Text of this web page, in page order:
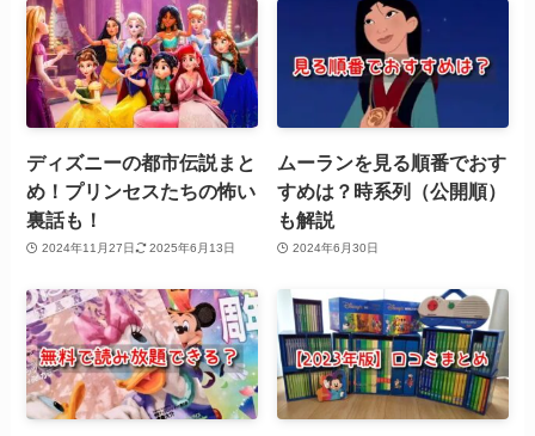
ディズニーの都市伝説まと
め！プリンセスたちの怖い
裏話も！
2024年11月27日 2025年6月13日
ムーランを見る順番でおす
すめは？時系列（公開順）
も解説
2024年6月30日